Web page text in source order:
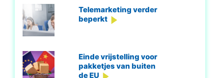
Telemarketing verder
beperkt
Einde vrijstelling voor
pakketjes van buiten
de EU